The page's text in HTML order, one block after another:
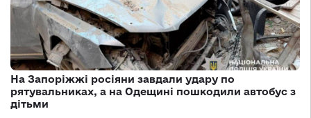
На Запоріжжі росіяни завдали удару по
рятувальниках, а на Одещині пошкодили автобус з
дітьми